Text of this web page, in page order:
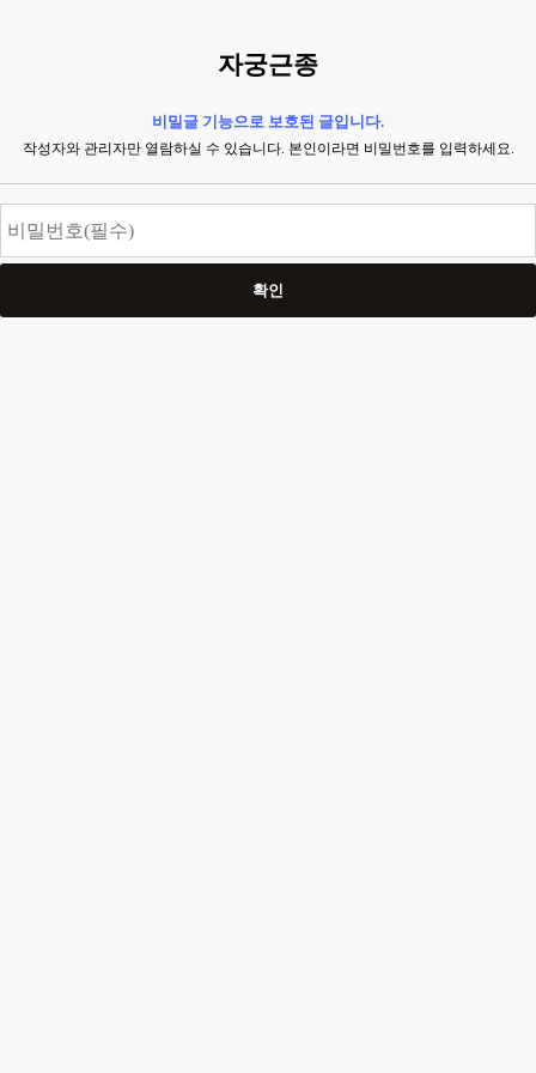
자궁근종
비밀글 기능으로 보호된 글입니다.
작성자와 관리자만 열람하실 수 있습니다. 본인이라면 비밀번호를 입력하세요.